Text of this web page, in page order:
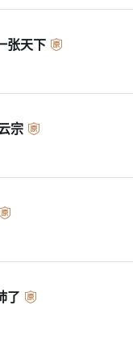
张天下
宗
了